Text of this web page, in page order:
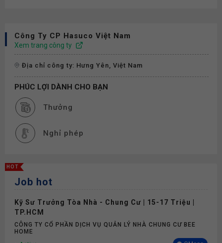
Công Ty CP Hasuco Việt Nam
Xem trang công ty
Địa chỉ công ty: Hưng Yên, Việt Nam
PHÚC LỢI DÀNH CHO BẠN
Thưởng
Nghỉ phép
HOT
Job hot
Kỹ Sư Trưởng Tòa Nhà - Chung Cư | 15-17 Triệu |
TP.HCM
CÔNG TY CỔ PHẦN DỊCH VỤ QUẢN LÝ NHÀ CHUNG CƯ BEE
HOME